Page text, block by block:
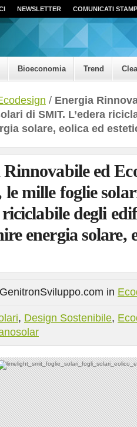
NEWSLETTER COMUNICATI
Bioeconomia Trend
/ Energia
di SMIT. L’edera
solare, eolica ed
ed
le mille foglie
riciclabile degli
energia solare,
in
, Design Sostenibile,